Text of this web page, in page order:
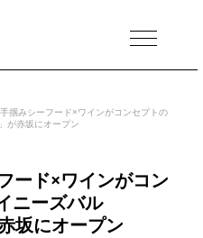
MENU
掴みシーフード×ワインがコンセプトの
が赤坂にオープン
ード×ワインがコン
ニーズバル
坂にオープン